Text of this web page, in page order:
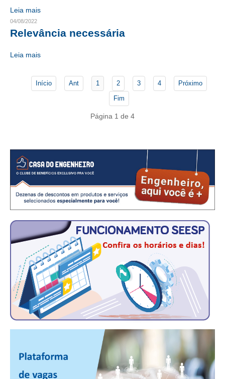
ENGENHEIRO EMPREENDEDOR
SEESP EDUCAÇÃO
PLATAFORMAS GRATUITAS
PLANO DE SAÚDE
SEESPPREV
CONSÓRCIOS
CAMPANHAS SALARIAIS
COMUNICAÇÃO
PALAVRA DO MURILO
NOTÍCIAS
CONTEÚDO ESPECIAL
Leia mais
04/08/2022
Relevância necessária
Leia mais
Início Ant 1 2 3 4
Próximo
Fim
Página 1 de 4